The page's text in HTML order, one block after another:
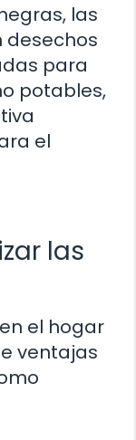
las
desechos
para
potables,
el
las
el hogar
ventajas